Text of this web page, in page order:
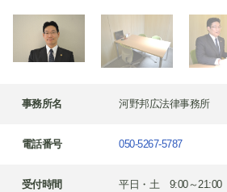
事務所名 河野邦広法律事務所
電話番号 050-5267-5787
受付時間 平日・土 9:00～21:00